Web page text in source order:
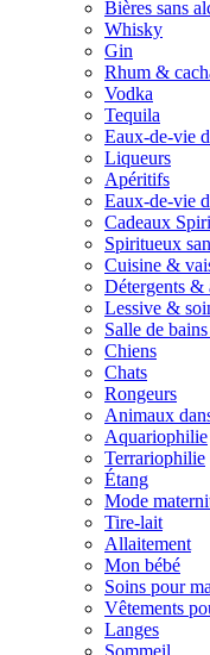
Bières sans
Whisky
Gin
Rhum &
Vodka
Tequila
Eaux-de-vie
Liqueurs
Apéritifs
Eaux-de-vie
Cadeaux
Spiritueux
Cuisine &
Détergents &
Lessive &
Salle de
Chiens
Chats
Rongeurs
Animaux
Aquariophilie
Terrariophilie
Étang
Mode
Tire-lait
Allaitement
Mon bébé
Soins pour
Vêtements
Langes
Sommeil